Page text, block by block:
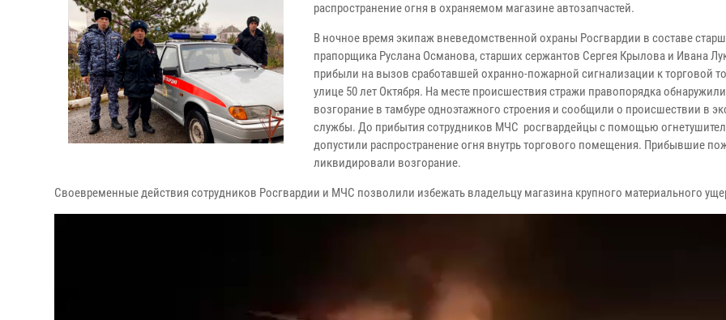
распространение огня в охраняемом магазине автозапчастей.
В ночное время экипаж вневедомственной охраны Росгвардии в составе
прапорщика Руслана Османова, старших сержантов Сергея Крылова и Ивана
прибыли на вызов сработавшей охранно-пожарной сигнализации к торговой
улице 50 лет Октября. На месте происшествия стражи правопорядка обнаружили
возгорание в тамбуре одноэтажного строения и сообщили о происшествии в
службы. До прибытия сотрудников МЧС росгвардейцы с помощью
допустили распространение огня внутрь торгового помещения. Прибывшие
ликвидировали возгорание.
Своевременные действия сотрудников Росгвардии и МЧС позволили избежать владельцу магазина крупного материального